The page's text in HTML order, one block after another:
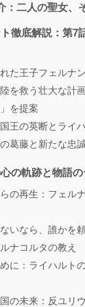
：二人の聖女、
徹底解説：第7
た王子フェルナ
を救う壮大な計
を提案
王の英断とライ
葛藤と新たな忠
の軌跡と物語
らの再生：フェル
ないなら、誰かを
ナコルタの教え
に：ライハルト
の未来：反ユリ